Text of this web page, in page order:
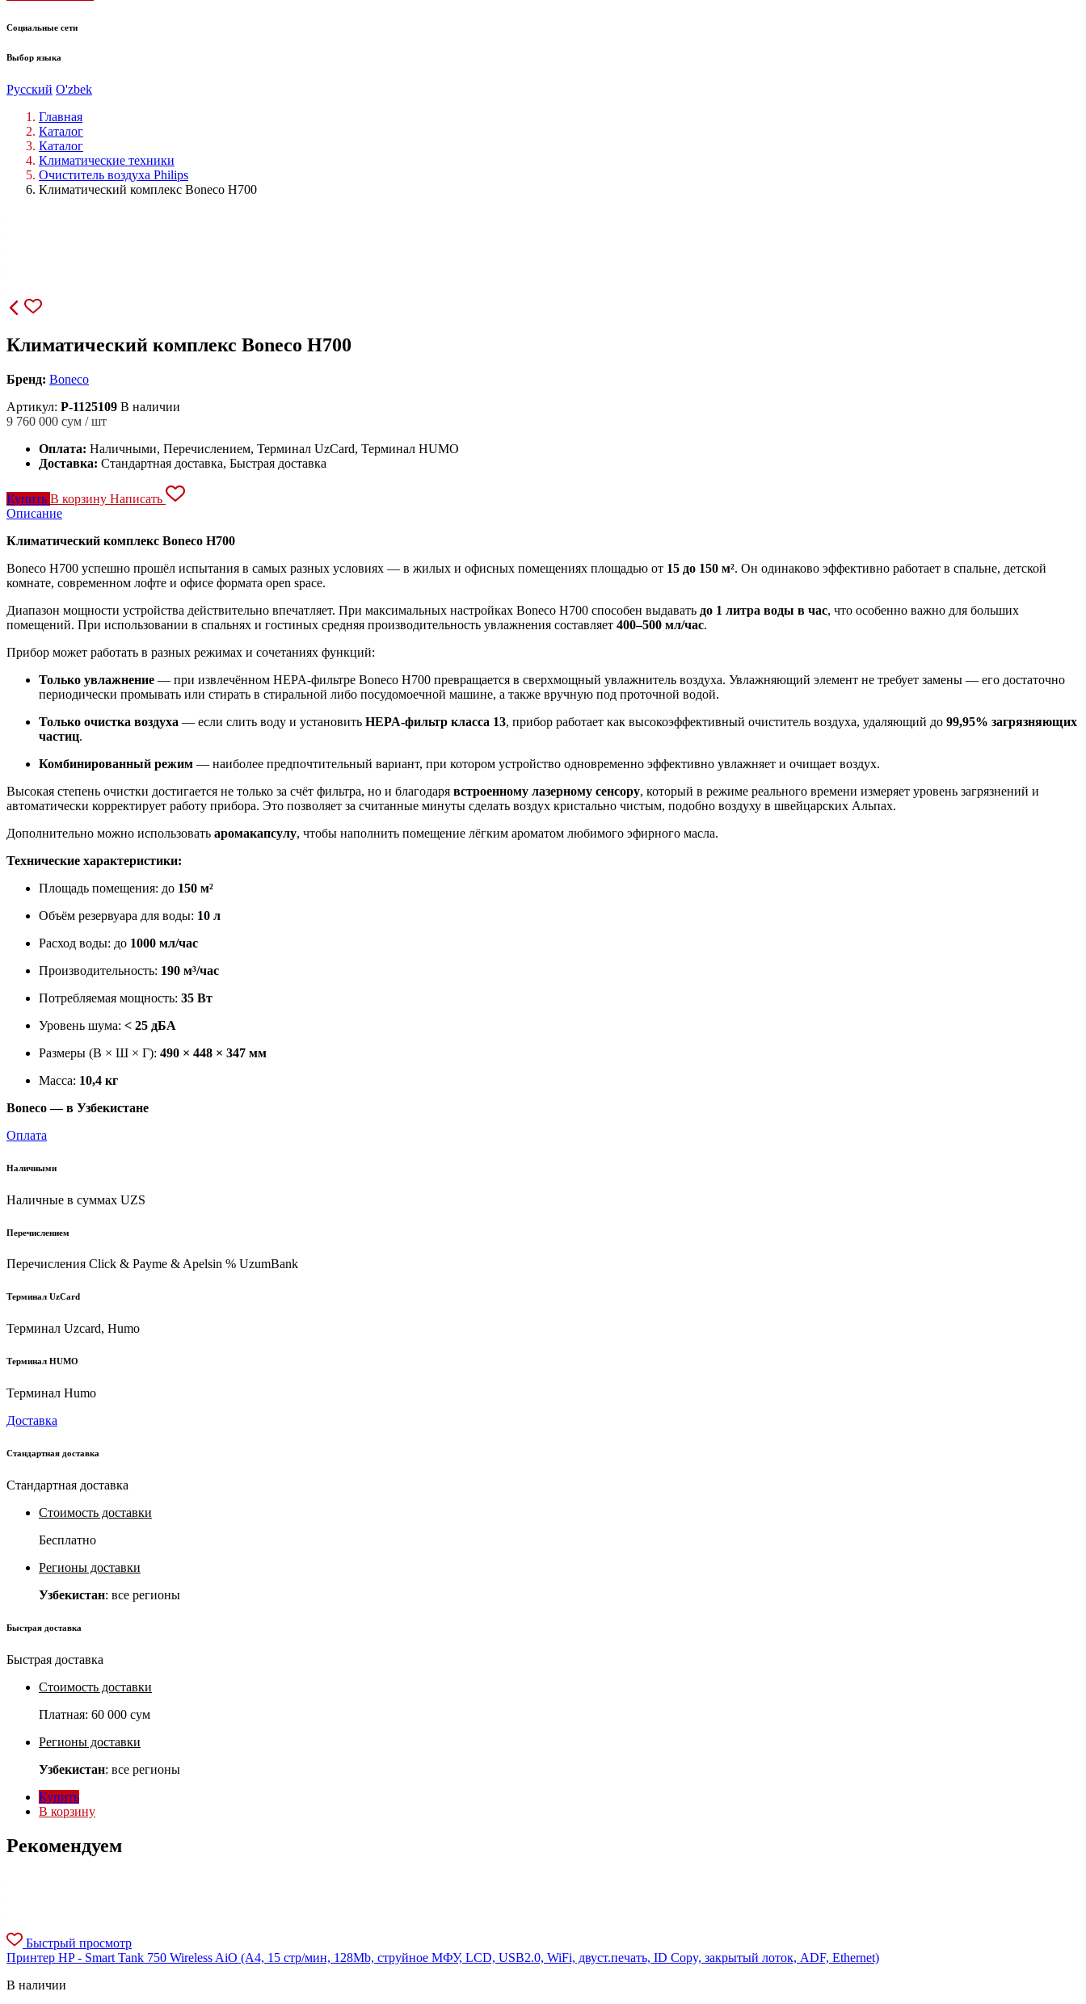
Социальные сети
Выбор языка
Русский O'zbek
Главная
Каталог
Каталог
Климатические техники
Очиститель воздуха Philips
Климатический комплекс Boneco H700
Климатический комплекс Boneco H700
Бренд: Boneco
Артикул: P-1125109 В наличии
9 760 000 сум / шт
Оплата: Наличными, Перечислением, Терминал UzCard, Терминал HUMO
Доставка: Стандартная доставка, Быстрая доставка
Купить В корзину Написать
Описание
Климатический комплекс Boneco H700
Boneco H700 успешно прошёл испытания в самых разных условиях — в жилых и офисных помещениях площадью от 15 до 150 м². Он одинаково эффективно работает в спальне, детской
комнате, современном лофте и офисе формата open space.
Диапазон мощности устройства действительно впечатляет. При максимальных настройках Boneco H700 способен выдавать до 1 литра воды в час, что особенно важно для больших
помещений. При использовании в спальнях и гостиных средняя производительность увлажнения составляет 400–500 мл/час.
Прибор может работать в разных режимах и сочетаниях функций:
Только увлажнение — при извлечённом HEPA-фильтре Boneco H700 превращается в сверхмощный увлажнитель воздуха. Увлажняющий элемент не требует замены — его достаточно
периодически промывать или стирать в стиральной либо посудомоечной машине, а также вручную под проточной водой.
Только очистка воздуха — если слить воду и установить HEPA-фильтр класса 13, прибор работает как высокоэффективный очиститель воздуха, удаляющий до 99,95% загрязняющих
частиц.
Комбинированный режим — наиболее предпочтительный вариант, при котором устройство одновременно эффективно увлажняет и очищает воздух.
Высокая степень очистки достигается не только за счёт фильтра, но и благодаря встроенному лазерному сенсору, который в режиме реального времени измеряет уровень загрязнений и
автоматически корректирует работу прибора. Это позволяет за считанные минуты сделать воздух кристально чистым, подобно воздуху в швейцарских Альпах.
Дополнительно можно использовать аромакапсулу, чтобы наполнить помещение лёгким ароматом любимого эфирного масла.
Технические характеристики:
Площадь помещения: до 150 м²
Объём резервуара для воды: 10 л
Расход воды: до 1000 мл/час
Производительность: 190 м³/час
Потребляемая мощность: 35 Вт
Уровень шума: < 25 дБА
Размеры (В × Ш × Г): 490 × 448 × 347 мм
Масса: 10,4 кг
Boneco — в Узбекистане
Оплата
Наличными
Наличные в суммах UZS
Перечислением
Перечисления Click & Payme & Apelsin % UzumBank
Терминал UzCard
Терминал Uzcard, Humo
Терминал HUMO
Терминал Humo
Доставка
Стандартная доставка
Стандартная доставка
Стоимость доставки
Бесплатно
Регионы доставки
Узбекистан: все регионы
Быстрая доставка
Быстрая доставка
Стоимость доставки
Платная: 60 000 сум
Регионы доставки
Узбекистан: все регионы
Купить
В корзину
Рекомендуем
Быстрый просмотр
Принтер HP - Smart Tank 750 Wireless AiO (A4, 15 стр/мин, 128Mb, струйное МФУ, LCD, USB2.0, WiFi, двуст.печать, ID Copy, закрытый лоток, ADF, Ethernet)
В наличии